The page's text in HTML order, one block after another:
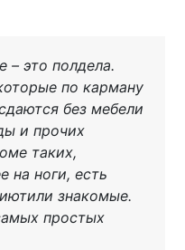
– это полдела.
по карману
без мебели
и прочих
таких,
на ноги, есть
знакомые.
простых